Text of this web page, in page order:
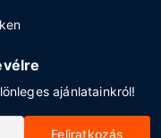
ajánlatainkról!
Feliratkozás